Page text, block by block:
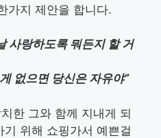
가지 제안을 합니다.
사랑하도록 뭐든지 할 거
없으면 당신은 자유야”
한 그와 함께 지내게 되
위해 쇼핑가서 예쁜걸